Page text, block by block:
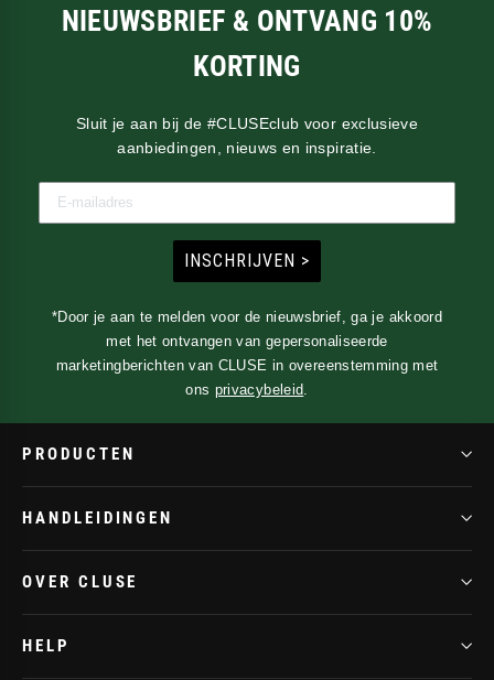
NIEUWSBRIEF & ONTVANG 10%
KORTING
Sluit je aan bij de #CLUSEclub voor exclusieve
aanbiedingen, nieuws en inspiratie.
INSCHRIJVEN >
*Door je aan te melden voor de nieuwsbrief, ga je akkoord
met het ontvangen van gepersonaliseerde
marketingberichten van CLUSE in overeenstemming met
ons privacybeleid
PRODUCTEN
HANDLEIDINGEN
OVER CLUSE
HELP